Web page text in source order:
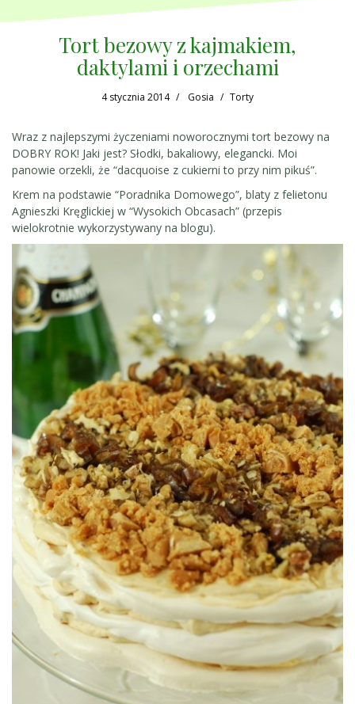
Tort bezowy z kajmakiem,
daktylami i orzechami
4 stycznia 2014 Gosia Torty
Wraz z najlepszymi życzeniami noworocznymi tort bezowy na
DOBRY ROK! Jaki jest? Słodki, bakaliowy, elegancki. Moi
panowie orzekli, że “dacquoise z cukierni to przy nim pikuś”.
Krem na podstawie “Poradnika Domowego”, blaty z felietonu
Agnieszki Kręglickiej w “Wysokich Obcasach” (przepis
wielokrotnie wykorzystywany na blogu).